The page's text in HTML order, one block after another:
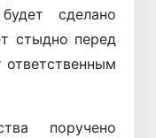
сделано
стыдно перед
поручено